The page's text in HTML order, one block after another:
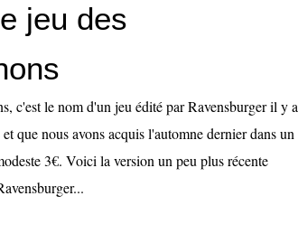
jeu des
c'est le nom d'un jeu édité par Ravensburger il y a
que nous avons acquis l'automne dernier dans un
3€. Voici la version un peu plus récente